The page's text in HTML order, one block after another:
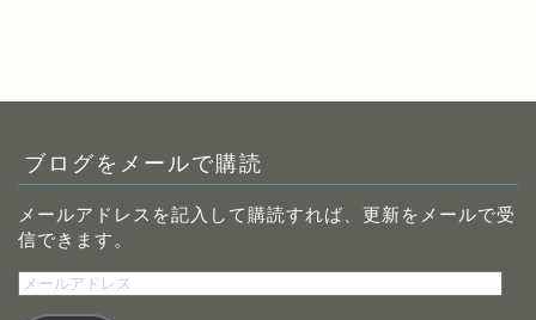
ブログをメールで購読
メールアドレスを記入して購読すれば、更新をメールで受
信できます。
メ